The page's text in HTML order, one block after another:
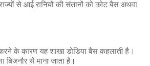
राज्यों से आई रानियों की संतानों को कोट बैस अथवा
के कारण यह शाखा डोडिया बैस कहलाती है।
बिजनौर से माना जाता है।